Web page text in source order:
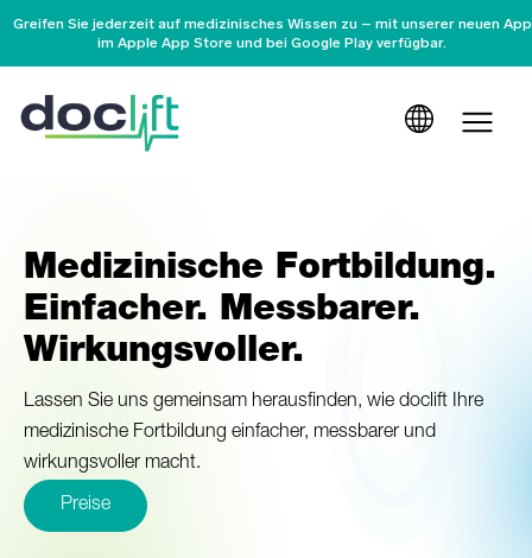
Greifen Sie jederzeit auf medizinisches Wissen zu – mit unserer neuen App
im Apple App Store und bei Google Play verfügbar.
Medizinische Fortbildung.
Einfacher. Messbarer.
Wirkungsvoller.
Lassen Sie uns gemeinsam herausfinden, wie doclift Ihre
medizinische Fortbildung einfacher, messbarer und
wirkungsvoller macht.
Preise